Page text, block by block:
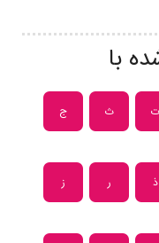
با
ت ث ج
ذ ر ز